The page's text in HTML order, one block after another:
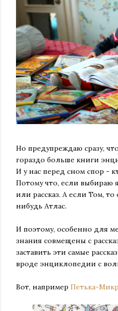
Но предупреждаю сразу,
гораздо больше книги
И у нас перед сном спор -
Потому что, если выбираю
или рассказ. А если Том, то
нибудь Атлас.
И поэтому, особенно для
знания совмещены с
заставить эти самые
вроде энциклопедии с
Вот, например Петька-